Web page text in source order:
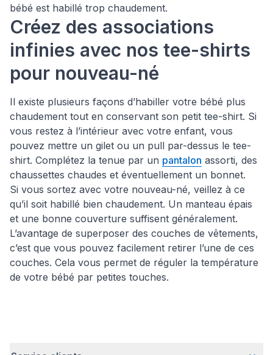
bébé est habillé trop chaudement.
Créez des associations
infinies avec nos tee-shirts
pour nouveau-né
Il existe plusieurs façons d’habiller votre bébé plus
chaudement tout en conservant son petit tee-shirt. Si
vous restez à l’intérieur avec votre enfant, vous
pouvez mettre un gilet ou un pull par-dessus le tee-
shirt. Complétez la tenue par un pantalon assorti, des
chaussettes chaudes et éventuellement un bonnet.
Si vous sortez avec votre nouveau-né, veillez à ce
qu’il soit habillé bien chaudement. Un manteau épais
et une bonne couverture suffisent généralement.
L’avantage de superposer des couches de vêtements,
c’est que vous pouvez facilement retirer l’une de ces
couches. Cela vous permet de réguler la température
de votre bébé par petites touches.